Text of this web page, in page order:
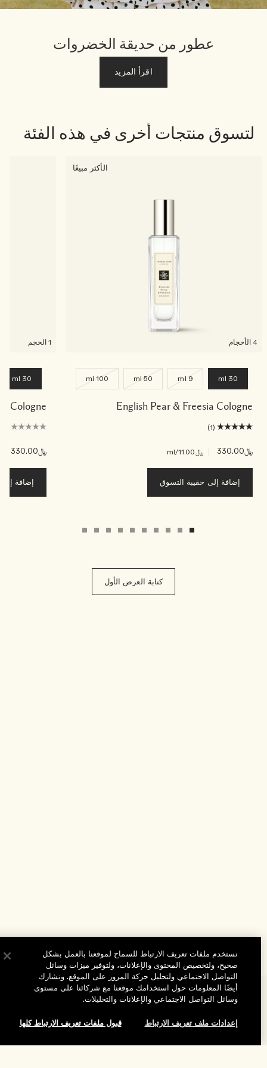
عطور من حديقة الخضروات
اقرأ المزيد
لتسوق منتجات أخرى في هذه الفئة
الأكثر مبيعًا
30 ml
50 ml
100 ml
English Pear & Freesia Cologne
(1)
﷼330.00 ﷼11.00 /ml
إضافة إلى حقيبة التسوق
30 ml
Cologne
(0)
﷼330.00
إضافة إلى
كتابة العرض الأول
المساعدة
الأسئلة الشائعة
نستخدم ملفات تعريف الارتباط للسماح لموقعنا بالعمل بشكل
صحيح، ولتخصيص المحتوى والإعلانات، ولتوفير ميزات وسائل
التواصل الاجتماعي ولتحليل حركة المرور على الموقع. ونشارك
أيضًا المعلومات حول استخدامك موقعنا مع شركائنا على مستوى
وسائل التواصل الاجتماعي والإعلانات والتحليلات.
إعدادات ملف تعريف الارتباط قبول ملفات تعريف الارتباط كلها